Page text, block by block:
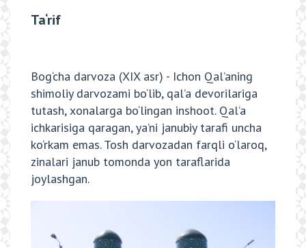
Ta‘rif
Bog‘cha darvoza (XIX asr) - Ichon Qal’aning
shimoliy darvozami bo‘lib, qal’a devorilariga
tutash, xonalarga bo‘lingan inshoot. Qal’a
ichkarisiga qaragan, ya’ni janubiy tarafi uncha
ko‘rkam emas. Tosh darvozadan farqli o‘laroq,
zinalari janub tomonda yon taraflarida
joylashgan.